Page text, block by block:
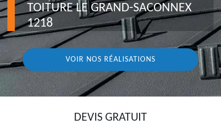
TOITURE LE GRAND-SACONNEX
1218
VOIR NOS RÉALISATIONS
DEVIS GRATUIT